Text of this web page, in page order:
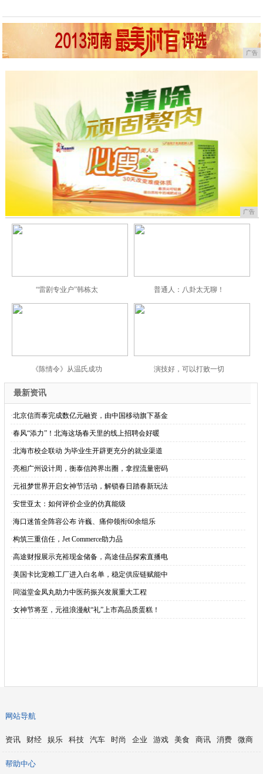
广告
广告
“雷剧专业户”韩栋太 普通人：八卦太无聊！
《陈情令》从温氏成功 演技好，可以打败一切
最新资讯
·北京信而泰完成数亿元融资，由中国移动旗下基金
·春风“添力”！北海这场春天里的线上招聘会好暖
·北海市校企联动 为毕业生开辟更充分的就业渠道
·亮相广州设计周，衡泰信跨界出圈，拿捏流量密码
·元祖梦世界开启女神节活动，解锁春日踏春新玩法
·安世亚太：如何评价企业的仿真能级
·海口迷笛全阵容公布 许巍、痛仰领衔60余组乐
·构筑三重信任，Jet Commerce助力品
·高途财报展示充裕现金储备，高途佳品探索直播电
·美国卡比宠粮工厂进入白名单，稳定供应链赋能中
· 同溢堂金凤丸助力中医药振兴发展重大工程
·女神节将至，元祖浪漫献“礼”上市高品质蛋糕！
网站导航
资讯 财经 娱乐 科技 汽车 时尚 企业 游戏 美食 商讯 消费 微商
帮助中心